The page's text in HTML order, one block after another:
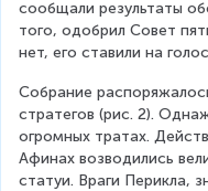
сообщали результаты
того, одобрил Совет
нет, его ставили на
Собрание
стратегов (рис. 2).
огромных тратах.
Афинах возводились
статуи. Враги Перикла,